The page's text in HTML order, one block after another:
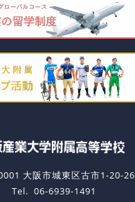
大阪市城東区古市1-20-26
Tel. 06-6939-1491